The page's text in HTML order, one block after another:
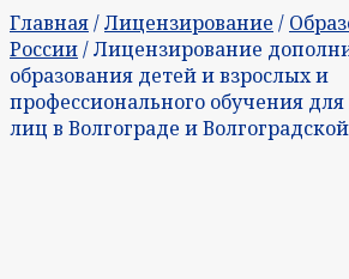
Главная/Лицензирование /
России/ Лицензирование
образования детей и взрослых и
профессионального обучения
лиц в Волгограде и